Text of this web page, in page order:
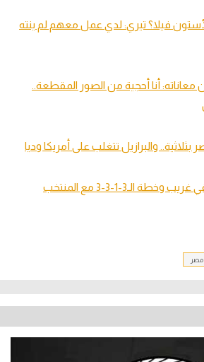
فيلا؟ تيري: لدي عمل معهم لم ينته
معاناته: أنا أحجية من الصور المقطعة..
بثلاثية.. والبرازيل تتغلب على أمريكا وديا
تحليل في الجول - شوقي غريب وخطة الـ3-1-3-3 مع المنتخب
مصر